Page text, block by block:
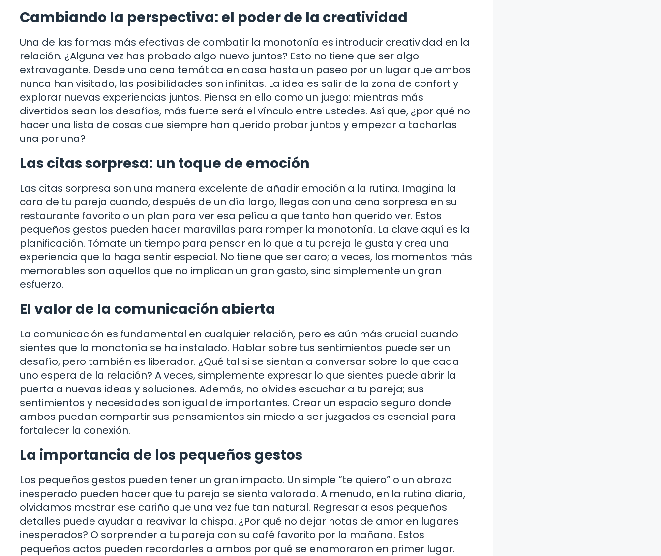
Cambiando la perspectiva: el poder de la creatividad
Una de las formas más efectivas de combatir la monotonía es introducir creatividad en la
relación. ¿Alguna vez has probado algo nuevo juntos? Esto no tiene que ser algo
extravagante. Desde una cena temática en casa hasta un paseo por un lugar que ambos
nunca han visitado, las posibilidades son infinitas. La idea es salir de la zona de confort y
explorar nuevas experiencias juntos. Piensa en ello como un juego: mientras más
divertidos sean los desafíos, más fuerte será el vínculo entre ustedes. Así que, ¿por qué no
hacer una lista de cosas que siempre han querido probar juntos y empezar a tacharlas
una por una?
Las citas sorpresa: un toque de emoción
Las citas sorpresa son una manera excelente de añadir emoción a la rutina. Imagina la
cara de tu pareja cuando, después de un día largo, llegas con una cena sorpresa en su
restaurante favorito o un plan para ver esa película que tanto han querido ver. Estos
pequeños gestos pueden hacer maravillas para romper la monotonía. La clave aquí es la
planificación. Tómate un tiempo para pensar en lo que a tu pareja le gusta y crea una
experiencia que la haga sentir especial. No tiene que ser caro; a veces, los momentos más
memorables son aquellos que no implican un gran gasto, sino simplemente un gran
esfuerzo.
El valor de la comunicación abierta
La comunicación es fundamental en cualquier relación, pero es aún más crucial cuando
sientes que la monotonía se ha instalado. Hablar sobre tus sentimientos puede ser un
desafío, pero también es liberador. ¿Qué tal si se sientan a conversar sobre lo que cada
uno espera de la relación? A veces, simplemente expresar lo que sientes puede abrir la
puerta a nuevas ideas y soluciones. Además, no olvides escuchar a tu pareja; sus
sentimientos y necesidades son igual de importantes. Crear un espacio seguro donde
ambos puedan compartir sus pensamientos sin miedo a ser juzgados es esencial para
fortalecer la conexión.
La importancia de los pequeños gestos
Los pequeños gestos pueden tener un gran impacto. Un simple “te quiero” o un abrazo
inesperado pueden hacer que tu pareja se sienta valorada. A menudo, en la rutina diaria,
olvidamos mostrar ese cariño que una vez fue tan natural. Regresar a esos pequeños
detalles puede ayudar a reavivar la chispa. ¿Por qué no dejar notas de amor en lugares
inesperados? O sorprender a tu pareja con su café favorito por la mañana. Estos
pequeños actos pueden recordarles a ambos por qué se enamoraron en primer lugar.